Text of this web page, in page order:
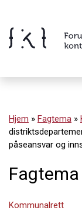
innholdet
Hjem » Fagtema »
påseansvar og
Fagtema
Kommunalrett